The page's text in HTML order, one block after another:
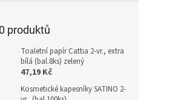
produktů
Toaletní papír Cattia 2-vr., extra
bílá (bal.8ks) zelený
47,19 Kč
Kosmetické kapesníky SATINO 2-